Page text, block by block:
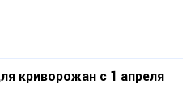
криворожан с 1 апреля